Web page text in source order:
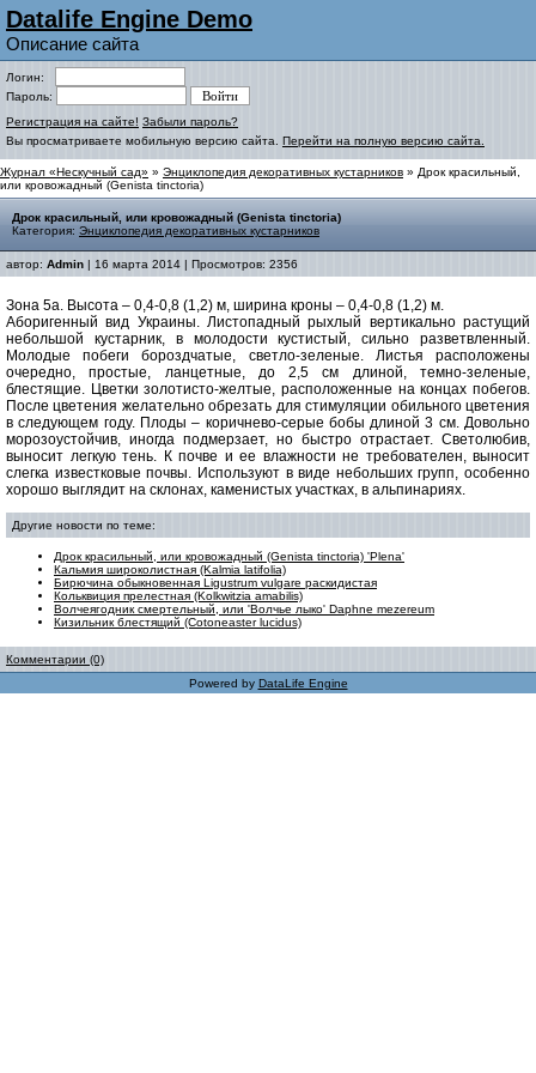
Datalife Engine Demo
Описание сайта
Логин:
Пароль:
Регистрация на сайте! Забыли пароль?
Вы просматриваете мобильную версию сайта. Перейти на полную версию сайта.
Журнал «Нескучный сад» » Энциклопедия декоративных кустарников » Дрок красильный,
или кровожадный (Genista tinctoria)
Дрок красильный, или кровожадный (Genista tinctoria)
Категория: Энциклопедия декоративных кустарников
автор: Admin | 16 марта 2014 | Просмотров: 2356
Зона 5а. Высота – 0,4-0,8 (1,2) м, ширина кроны – 0,4-0,8 (1,2) м.
Аборигенный вид Украины. Листопадный рыхлый вертикально растущий
небольшой кустарник, в молодости кустистый, сильно разветвленный.
Молодые побеги бороздчатые, светло-зеленые. Листья расположены
очередно, простые, ланцетные, до 2,5 см длиной, темно-зеленые,
блестящие. Цветки золотисто-желтые, расположенные на концах побегов.
После цветения желательно обрезать для стимуляции обильного цветения
в следующем году. Плоды – коричнево-серые бобы длиной 3 см. Довольно
морозоустойчив, иногда подмерзает, но быстро отрастает. Светолюбив,
выносит легкую тень. К почве и ее влажности не требователен, выносит
слегка известковые почвы. Используют в виде небольших групп, особенно
хорошо выглядит на склонах, каменистых участках, в альпинариях.
Другие новости по теме:
Дрок красильный, или кровожадный (Genista tinctoria) 'Plena'
Кальмия широколистная (Kalmia latifolia)
Бирючина обыкновенная Ligustrum vulgare раскидистая
Кольквиция прелестная (Kolkwitzia amabilis)
Волчеягодник смертельный, или 'Волчье лыко' Daphne mezereum
Кизильник блестящий (Cotoneaster lucidus)
Комментарии (0)
Powered by DataLife Engine